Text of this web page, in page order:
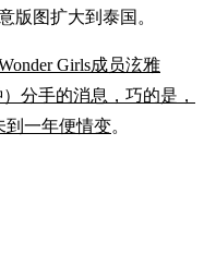
版图扩大到泰国。
Girls成员泫雅
分手的消息，巧的是，
到一年便情变。